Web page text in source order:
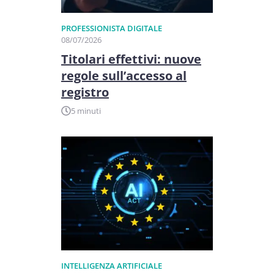
PROFESSIONISTA DIGITALE
08/07/2026
Titolari effettivi: nuove
regole sull’accesso al
registro
5 minuti
INTELLIGENZA ARTIFICIALE